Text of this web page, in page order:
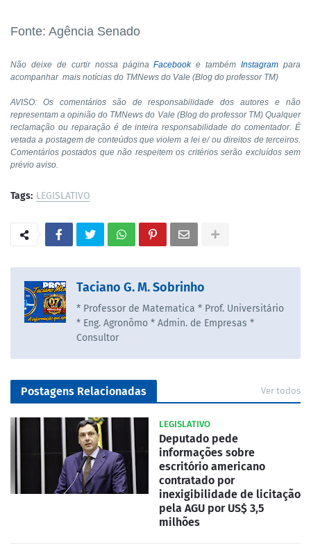
Fonte: Agência Senado
Não deixe de curtir nossa páginaFacebooke tambémInstagram para
acompanhar mais notícias do TMNews do Vale (Blog do professor TM)
AVISO: Os comentários são de responsabilidade dos autores e não
representam a opinião do TMNews do Vale (Blog do professor TM) Qualquer
reclamação ou reparação é de inteira responsabilidade do comentador. É
vetada a postagem de conteúdos que violem a lei e/ ou direitos de terceiros.
Comentários postados que não respeitem os critérios serão excluídos sem
prévio aviso.
Tags: LEGISLATIVO
Taciano G. M. Sobrinho
* Professor de Matematica * Prof. Universitário
* Eng. Agronômo * Admin. de Empresas *
Consultor
Postagens Relacionadas Ver todos
LEGISLATIVO
Deputado pede
informações sobre
escritório americano
contratado por
inexigibilidade de licitação
pela AGU por US$ 3,5
milhões